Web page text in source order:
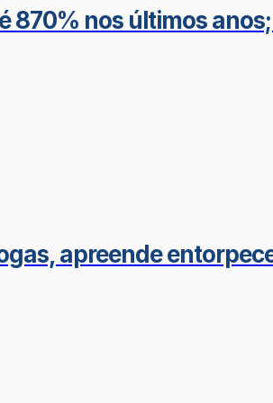
870% nos últimos
apreende